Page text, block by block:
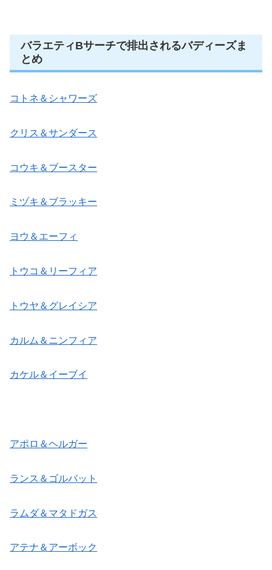
バラエティBサーチで排出されるバディーズま
とめ
コトネ＆シャワーズ
クリス＆サンダース
コウキ＆ブースター
ミヅキ＆ブラッキー
ヨウ＆エーフィ
トウコ＆リーフィア
トウヤ＆グレイシア
カルム＆ニンフィア
カケル＆イーブイ
アポロ＆ヘルガー
ランス＆ゴルバット
ラムダ＆マタドガス
アテナ＆アーボック